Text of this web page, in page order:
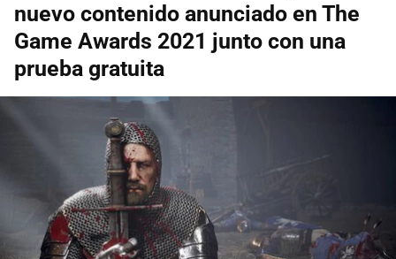
nuevo contenido anunciado en The
Game Awards 2021 junto con una
prueba gratuita